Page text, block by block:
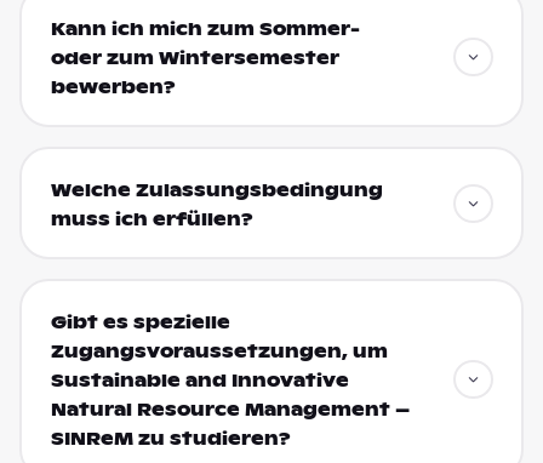
Kann ich mich zum Sommer-
oder zum Wintersemester
bewerben?
Welche Zulassungsbedingung
muss ich erfüllen?
Gibt es spezielle
Zugangsvoraussetzungen, um
Sustainable and Innovative
Natural Resource Management –
SINReM zu studieren?